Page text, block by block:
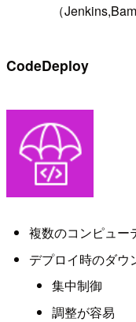
（
CodeDeploy
複数のコンピュー
デプロイ時のダウ
集中制御
調整が容易